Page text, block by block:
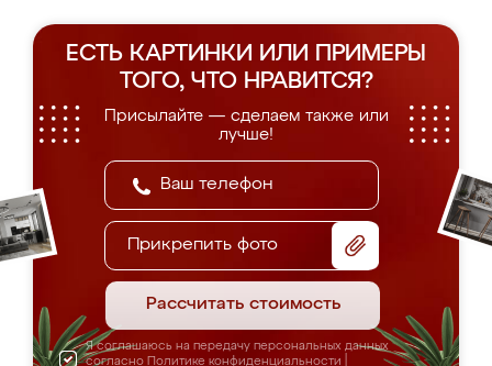
ЕСТЬ КАРТИНКИ ИЛИ ПРИМЕРЫ
ТОГО, ЧТО НРАВИТСЯ?
Присылайте — сделаем также или
лучше!
Прикрепить фото
Рассчитать стоимость
Я соглашаюсь на передачу персональных данных
согласно Политике конфиденциальности